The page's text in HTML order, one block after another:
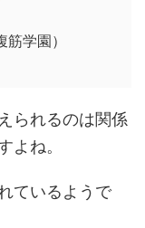
学園）
られるのは関係
よね。
ているようで